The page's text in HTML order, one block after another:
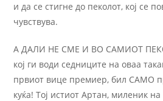
и да се стигне до пеколот, кој се
чувствува.
А ДАЛИ НЕ СМЕ И ВО САМИОТ
кој ги води седниците на оваа
првиот вице премиер, бил САМО
куќа! Тој истиот Артан, миленик